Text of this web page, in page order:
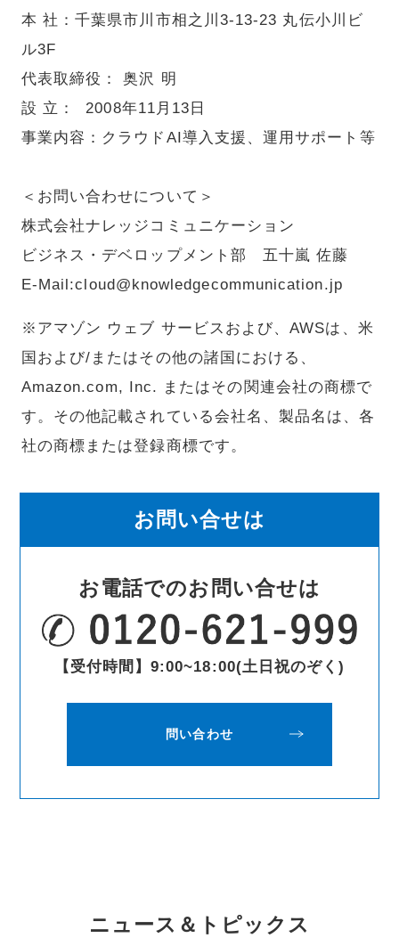
本 社：千葉県市川市相之川3-13-23 丸伝小川ビ
ル3F
代表取締役： 奥沢 明
設 立： 2008年11月13日
事業内容：クラウドAI導入支援、運用サポート等
＜お問い合わせについて＞
株式会社ナレッジコミュニケーション
ビジネス・デベロップメント部 五十嵐 佐藤
E-Mail:cloud@knowledgecommunication.jp
※アマゾン ウェブ サービスおよび、AWSは、米
国および/またはその他の諸国における、
Amazon.com, Inc. またはその関連会社の商標で
す。その他記載されている会社名、製品名は、各
社の商標または登録商標です。
お問い合せは
お電話でのお問い合せは
【受付時間】9:00~18:00(土日祝のぞく)
問い合わせ
ニュース＆トピックス